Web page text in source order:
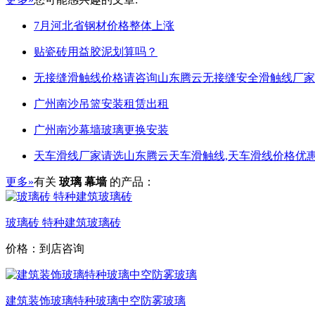
7月河北省钢材价格整体上涨
贴瓷砖用益胶泥划算吗？
无接缝滑触线价格请咨询山东腾云无接缝安全滑触线厂家
广州南沙吊篮安装租赁出租
广州南沙幕墙玻璃更换安装
天车滑线厂家请选山东腾云天车滑触线,天车滑线价格优
更多»有关 玻璃 幕墙 的产品：
玻璃砖 特种建筑玻璃砖
价格：到店咨询
建筑装饰玻璃特种玻璃中空防雾玻璃